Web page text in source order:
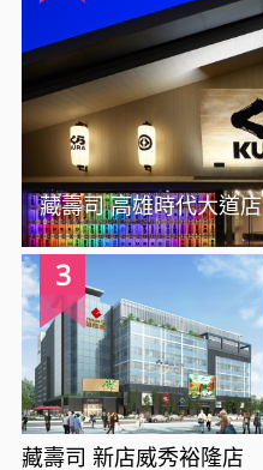
藏壽司 高雄時代大道店
3
藏壽司 新店威秀裕隆店